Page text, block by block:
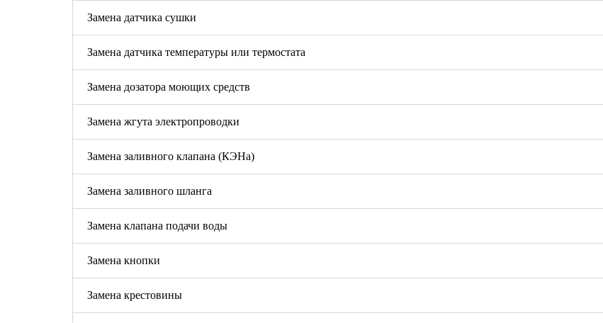
Замена датчика сушки
Замена датчика температуры или термостата
Замена дозатора моющих средств
Замена жгута электропроводки
Замена заливного клапана (КЭНа)
Замена заливного шланга
Замена клапана подачи воды
Замена кнопки
Замена крестовины